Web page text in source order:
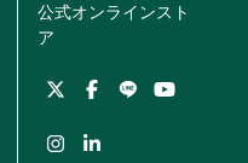
公式オンラインスト
ア